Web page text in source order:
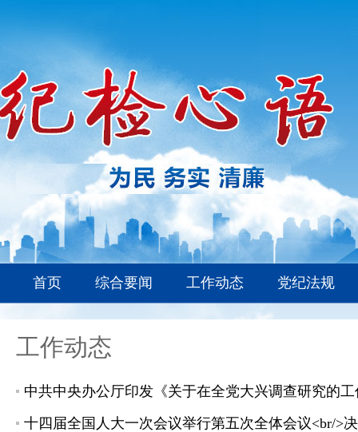
首页 综合要闻 工作动态 党纪法规
工作动态
中共中央办公厅印发《关于在全党大兴调查研究的